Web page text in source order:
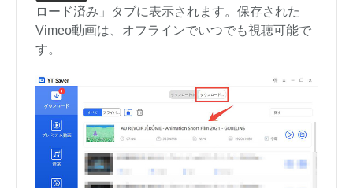
ロード済み」タブに表示されます。保存された
Vimeo動画は、オフラインでいつでも視聴可能で
す。